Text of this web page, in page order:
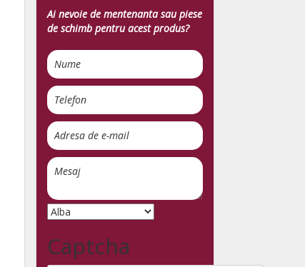
Ai nevoie de mentenanta sau piese
de schimb pentru acest produs?
Captcha